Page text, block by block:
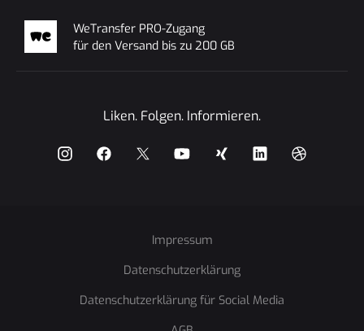
WeTransfer PRO-Zugang
für den Versand bis zu 200 GB
Liken. Folgen. Informieren.
facebook
Xing
LinkedIn
Impressum
Datenschutzerklärung
Datenschutzerklärung für Social Media